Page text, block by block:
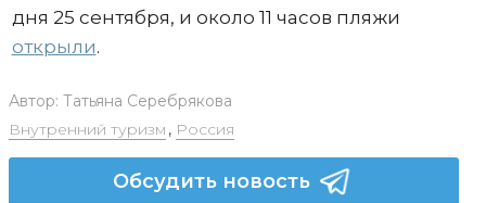
дня 25 сентября, и около 11 часов пляжи
открыли.
Автор: Татьяна Серебрякова
Внутренний туризм , Россия
Обсудить новость